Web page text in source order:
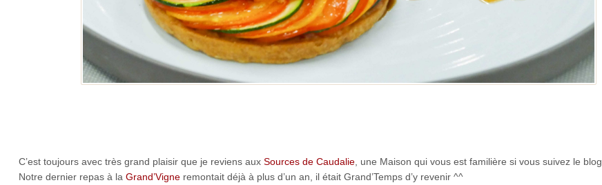
C’est toujours avec très grand plaisir que je reviens aux Sources de Caudalie, une Maison qui vous est familière si vous suivez le blog
Notre dernier repas à la Grand’Vigneremontait déjà à plus d’un an, il était Grand’Temps d’y revenir ^^